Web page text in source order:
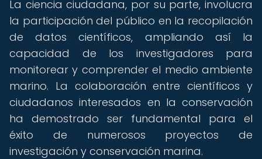
La ciencia ciudadana, por su parte, involucra
la participación del público en la recopilación
de datos científicos, ampliando así la
capacidad de los investigadores para
monitorear y comprender el medio ambiente
marino. La colaboración entre científicos y
ciudadanos interesados en la conservación
ha demostrado ser fundamental para el
éxito de numerosos proyectos de
investigación y conservación marina.